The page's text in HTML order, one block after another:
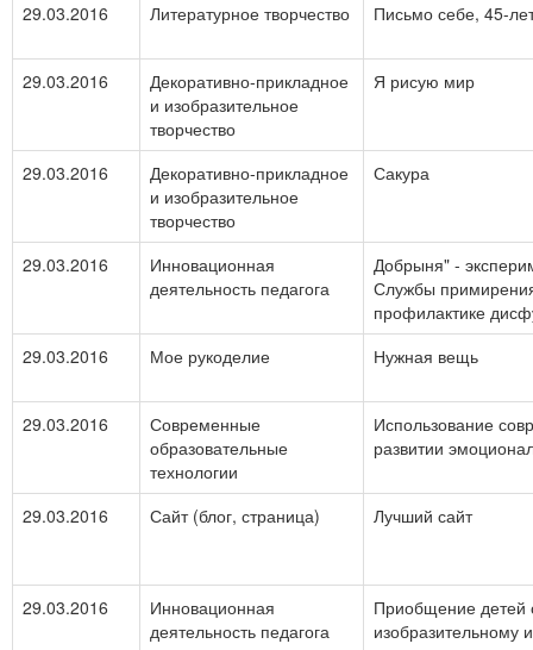
29.03.2016 Литературное творчество Письмо себе, 45-
29.03.2016
Декоративно-прикладное
и изобразительное
творчество
Я рисую мир
29.03.2016
Декоративно-прикладное
и изобразительное
творчество
Сакура
29.03.2016
Инновационная
деятельность педагога
Добрыня" -
Службы
профилактике
29.03.2016
Мое рукоделие Нужная вещь
29.03.2016
Современные
образовательные
технологии
Использование
развитии
29.03.2016 Сайт (блог, страница) Лучший сайт
29.03.2016
Инновационная
деятельность педагога
Приобщение детей
изобразительному